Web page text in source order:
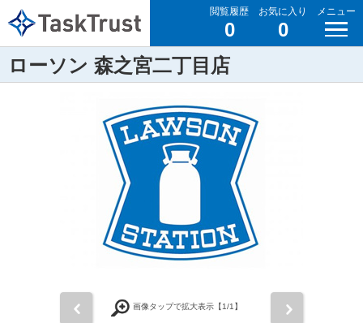
閲覧履歴
0
お気に入り
0
メニュー
ローソン 森之宮二丁目店
画像タップで拡大表示【1/1】